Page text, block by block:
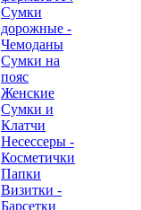
Сумки
дорожные -
Чемоданы
Сумки на
пояс
Женские
Сумки и
Клатчи
Несессеры -
Косметички
Папки
Визитки -
Барсетки